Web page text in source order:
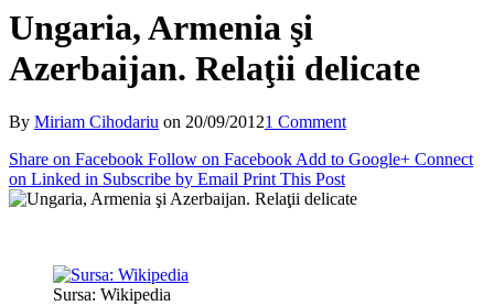
Ungaria, Armenia şi
Azerbaijan. Relaţii delicate
By Miriam Cihodariu on 20/09/20121 Comment
Share on Facebook Follow on Facebook Add to Google+ Connect
on Linked in Subscribe by Email Print This Post
Sursa: Wikipedia